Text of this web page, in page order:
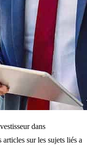
dans
sur les sujets liés a